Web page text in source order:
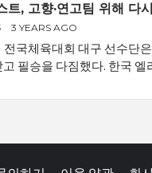
트, 고향·연고팀 위해 다
3 YEARS AGO
전국체육대회 대구 선수단
필승을 다짐했다. 한국 엘